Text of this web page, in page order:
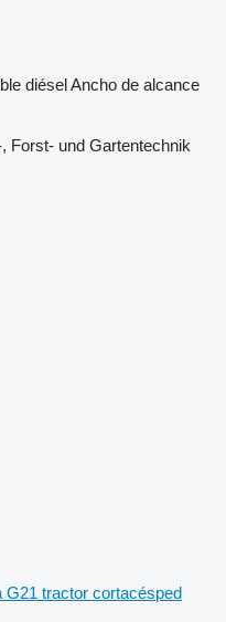
diéselAncho de alcance
Forst- und Gartentechnik
G21 tractor cortacésped